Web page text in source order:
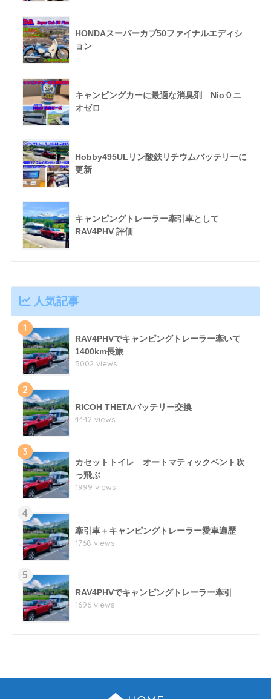
HONDAスーパーカブ50ファイナルエディシ
ョン
キャンピングカーに最適な消臭剤 Nio０ニ
オゼロ
Hobby495ULリン酸鉄リチウムバッテリーに
更新
キャンピングトレーラー牽引車として
RAV4PHV 評価
人気記事
1
RAV4PHVでキャンピングトレーラー牽いて
1400km長旅
5002 views
2
RICOH THETAバッテリー交換
4442 views
3
カセットトイレ オートマティックベント吹
っ飛ぶ
1999 views
4
牽引車＋キャンピングトレーラー愛車遍歴
1768 views
5
RAV4PHVでキャンピングトレーラー牽引
1696 views